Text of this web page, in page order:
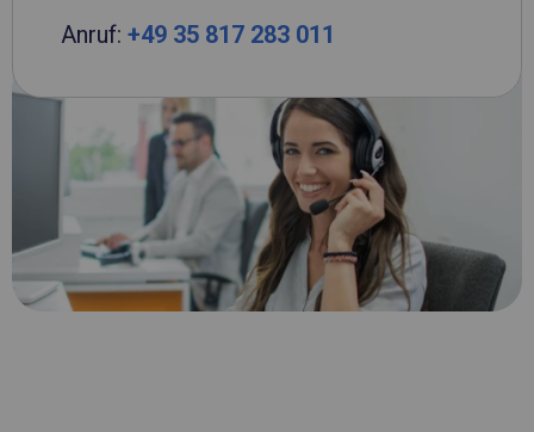
Anruf: +49 35 817 283 011